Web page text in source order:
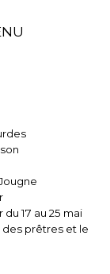
17 au 25 mai
prêtres et le